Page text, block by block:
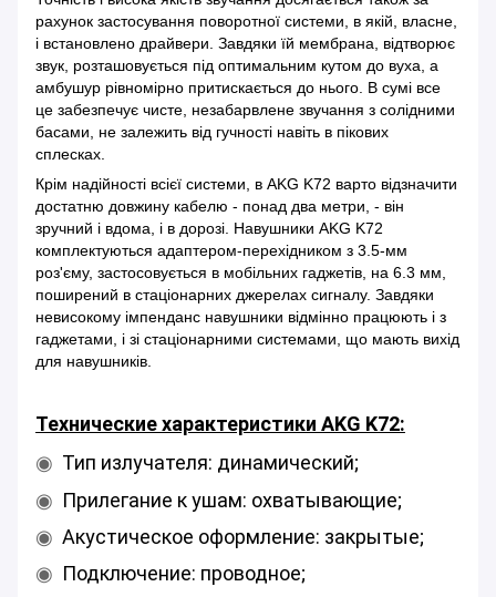
рахунок застосування поворотної системи, в якій, власне,
і встановлено драйвери. Завдяки їй мембрана, відтворює
звук, розташовується під оптимальним кутом до вуха, а
амбушур рівномірно притискається до нього. В сумі все
це забезпечує чисте, незабарвлене звучання з солідними
басами, не залежить від гучності навіть в пікових
сплесках.
Крім надійності всієї системи, в AKG K72 варто відзначити
достатню довжину кабелю - понад два метри, - він
зручний і вдома, і в дорозі. Навушники AKG K72
комплектуються адаптером-перехідником з 3.5-мм
роз'єму, застосовується в мобільних гаджетів, на 6.3 мм,
поширений в стаціонарних джерелах сигналу. Завдяки
невисокому імпенданс навушники відмінно працюють і з
гаджетами, і зі стаціонарними системами, що мають вихід
для навушників.
Технические характеристики AKG K72:
Тип излучателя: динамический;
Прилегание к ушам: охватывающие;
Акустическое оформление: закрытые;
Подключение: проводное;